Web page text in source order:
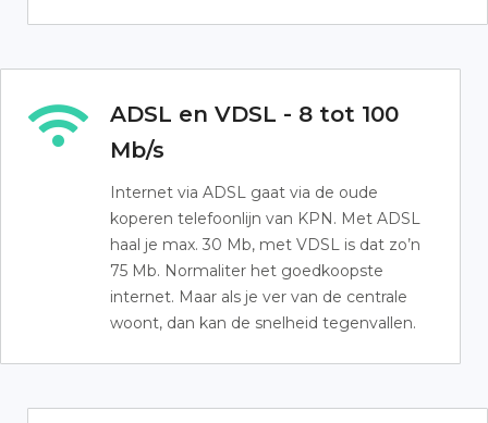
ADSL en VDSL - 8 tot 100
Mb/s
Internet via ADSL gaat via de oude
koperen telefoonlijn van KPN. Met ADSL
haal je max. 30 Mb, met VDSL is dat zo’n
75 Mb. Normaliter het goedkoopste
internet. Maar als je ver van de centrale
woont, dan kan de snelheid tegenvallen.